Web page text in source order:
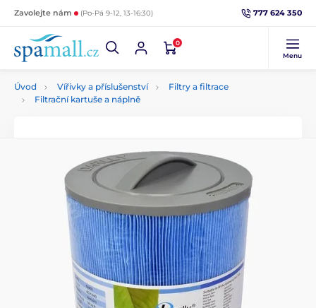
Zavolejte nám (Po-Pá 9-12, 13-16:30) 777 624 350
0
Menu
Úvod Vířivky a příslušenství
Filtry a filtrace
Filtrační kartuše a náplně